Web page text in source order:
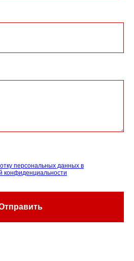
персональных данных в
конфиденциальности